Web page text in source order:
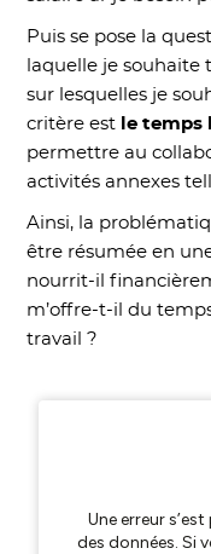
Puis se pose la
laquelle je souhaite
sur lesquelles je
critère est le temps
permettre au
activités annexes
Ainsi, la
être résumée en
nourrit-il
m’offre-t-il du
travail ?